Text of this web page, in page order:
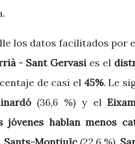
los datos facilitados por
- Sant Gervasi es el
de casi el 45%. Le
(36,6 %) y el
hablan menos